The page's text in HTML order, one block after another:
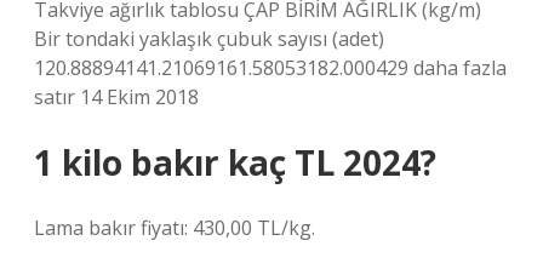
Takviye ağırlık tablosu ÇAP BİRİM AĞIRLIK (kg/m)
Bir tondaki yaklaşık çubuk sayısı (adet)
120.88894141.21069161.58053182.000429 daha fazla
satır 14 Ekim 2018
1 kilo bakır kaç TL 2024?
Lama bakır fiyatı: 430,00 TL/kg.